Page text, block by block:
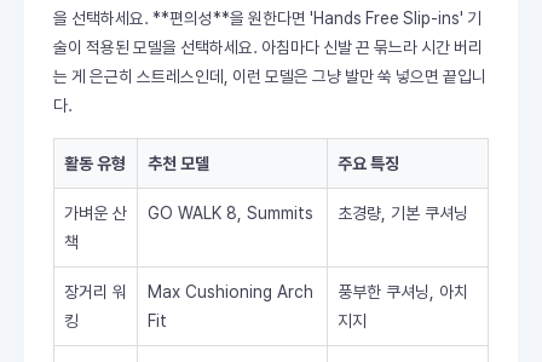
을 선택하세요. **편의성**을 원한다면 'Hands Free Slip-ins' 기
술이 적용된 모델을 선택하세요. 아침마다 신발 끈 묶느라 시간 버리
는 게 은근히 스트레스인데, 이런 모델은 그냥 발만 쑥 넣으면 끝입니
다.
활동 유형 추천 모델 주요 특징
가벼운 산
책
GO WALK 8, Summits 초경량, 기본 쿠셔닝
장거리 워
킹
Max Cushioning Arch
Fit
풍부한 쿠셔닝, 아치
지지